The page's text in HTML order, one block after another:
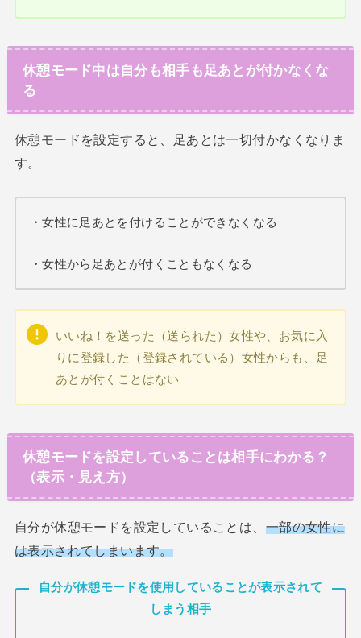
休憩モード中は自分も相手も足あとが付かなくな
る
休憩モードを設定すると、足あとは一切付かなくなりま
す。
・女性に足あとを付けることができなくなる
・女性から足あとが付くこともなくなる
いいね！を送った（送られた）女性や、お気に入
りに登録した（登録されている）女性からも、足
あとが付くことはない
休憩モードを設定していることは相手にわかる？
（表示・見え方）
自分が休憩モードを設定していることは、 一部の女性に
は表示されてしまいます。
自分が休憩モードを使用していることが表示されて
しまう相手